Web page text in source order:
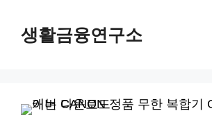
생활금융연구소